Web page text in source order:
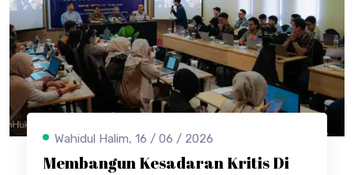
Wahidul Halim, 16 / 06 / 2026
Membangun Kesadaran Kritis Di